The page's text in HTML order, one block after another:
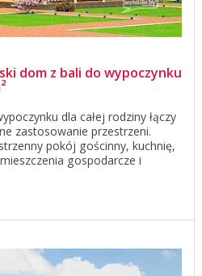
dom z bali do wypoczynku
dla całej rodziny łączy
zastosowanie przestrzeni.
pokój gościnny, kuchnię,
gospodarcze i